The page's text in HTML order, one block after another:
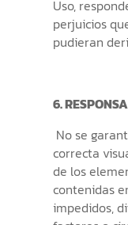
Uso,
perjuicios
pudieran
6.
No se
correcta
de los
contenidas
impedidos,